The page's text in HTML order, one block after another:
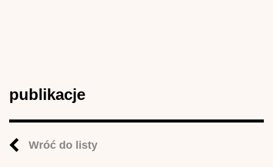
publikacje
Wróć do listy